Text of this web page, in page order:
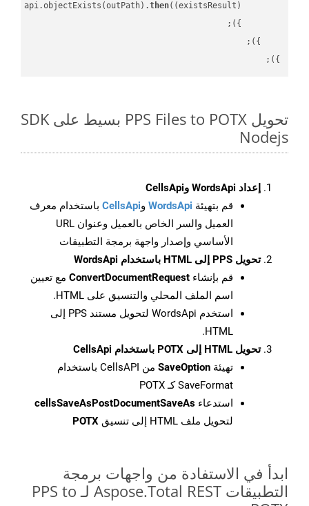
api.objectExists(outPath).then( (existsResult)
});
تحويل PPS Files to POTX بسيط على SDK
Nodejs
إعداد WordsApi وCellsApi
قم بتهيئة WordsApi وCellsApi باستخدام معرف
العميل والسر الخاص بالعميل وعنوان URL
الأساسي وإصدار واجهة برمجة التطبيقات
تحويل PPS إلى HTML باستخدام WordsApi
قم بإنشاء ConvertDocumentRequest مع تعيين
اسم الملف المحلي والتنسيق على HTML.
استخدم WordsApi لتحويل مستند PPS إلى
HTML.
تحويل HTML إلى POTX باستخدام CellsApi
تهيئة SaveOption
من CellsAPI باستخدام
SaveFormat كـ POTX
استدعاء cellsSaveAsPostDocumentSaveAs
لتحويل ملف HTML إلى تنسيق
POTX
ابدأ في الاستفادة من واجهات برمجة
التطبيقات Aspose.Total REST لـ PPS to